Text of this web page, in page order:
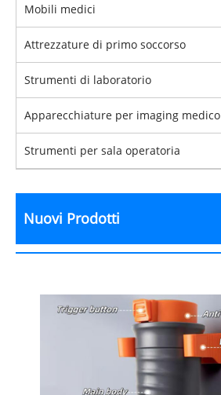
Mobili medici
Attrezzature di primo soccorso
Strumenti di laboratorio
Apparecchiature per imaging medico
Strumenti per sala operatoria
Nuovi Prodotti